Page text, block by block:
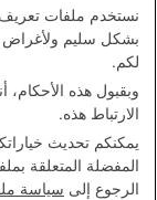
كيف
يرجى الاتصال
قصارى جهدنا
الرجوع إلى الأعلى
نستخدم ملفات تعريف
بشكل سليم ولأغراض
لكم.
وبقبول هذه
الارتباط هذه.
يمكنكم تحديث
المفضلة المتعلقة
الرجوع إلى سياسة